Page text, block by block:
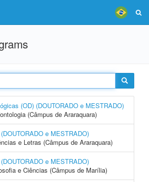
(OD) (DOUTORADO e MESTRADO)
(Câmpus de Araraquara)
e MESTRADO)
e Letras (Câmpus de Araraquara)
e MESTRADO)
e Ciências (Câmpus de Marília)